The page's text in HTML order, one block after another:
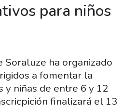
para niños
Soraluze ha organizado
a fomentar la
y niñas de entre 6 y 12
finalizará el 13